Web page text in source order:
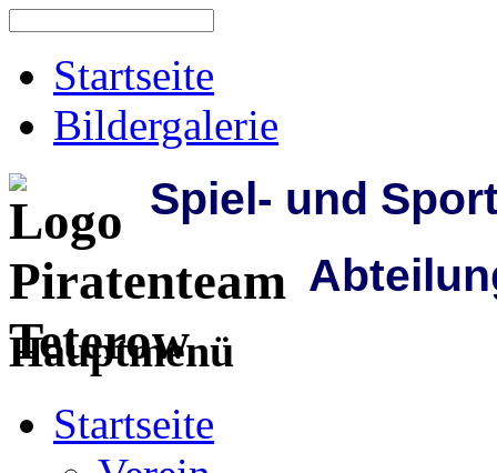
Startseite
Bildergalerie
Spiel- und
Hauptmenü
Startseite